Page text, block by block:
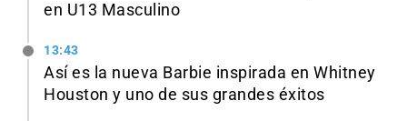
en U13 Masculino
13:43
Así es la nueva Barbie inspirada en Whitney
Houston y uno de sus grandes éxitos